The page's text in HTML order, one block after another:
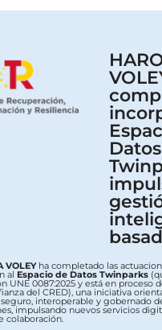
Datos
VOLEYha completado las
al Espacio de Datos Twinparks
UNE 0087:2025 y está en proceso
del CRED), una iniciativa
interoperable y gobernado
impulsando nuevos servicios
colaboración.